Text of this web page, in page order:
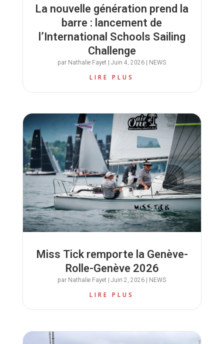
La nouvelle génération prend la
barre : lancement de
l’International Schools Sailing
Challenge
par Nathalie Fayet |Juin 4, 2026 | NEWS
LIRE PLUS
Miss Tick remporte la Genève-
Rolle-Genève 2026
par Nathalie Fayet |Juin 2, 2026 | NEWS
LIRE PLUS